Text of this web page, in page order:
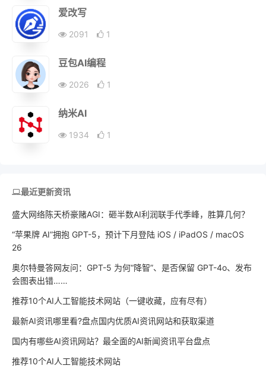
爱改写
2091 1
豆包AI编程
2026 1
纳米AI
1934 1
最近更新资讯
盛大网络陈天桥豪赌AGI：砸半数AI利润联手代季峰，胜算几何？
“苹果牌 AI”拥抱 GPT-5，预计下月登陆 iOS / iPadOS / macOS
26
奥尔特曼答网友问：GPT-5 为何“降智”、是否保留 GPT-4o、发布
会图表出错……
推荐10个AI人工智能技术网站（一键收藏，应有尽有）
最新AI资讯哪里看?盘点国内优质AI资讯网站和获取渠道
国内有哪些AI资讯网站？最全面的AI新闻资讯平台盘点
推荐10个AI人工智能技术网站